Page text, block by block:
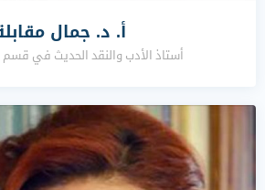
أ. د. جمال
أستاذ الأدب والنقد الحديث في قسم